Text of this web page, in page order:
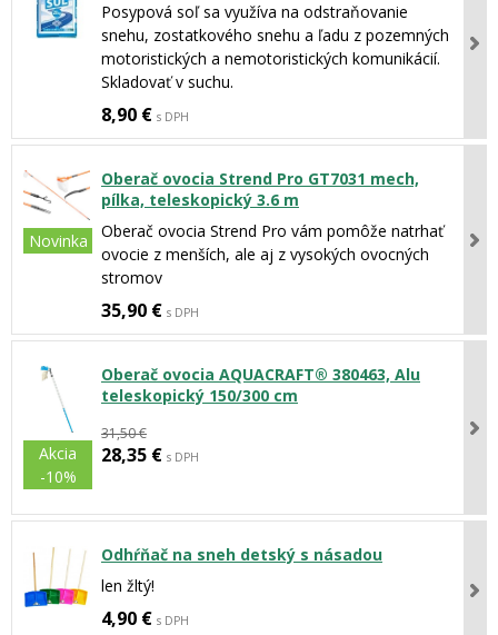
Posypová soľ sa využíva na odstraňovanie
snehu, zostatkového snehu a ľadu z pozemných
motoristických a nemotoristických komunikácií.
Skladovať v suchu.
8,90 € s DPH
Novinka
Oberač ovocia Strend Pro GT7031 mech,
pílka, teleskopický 3.6 m
Oberač ovocia Strend Pro vám pomôže natrhať
ovocie z menších, ale aj z vysokých ovocných
stromov
35,90 € s DPH
Akcia
-10%
Oberač ovocia AQUACRAFT® 380463, Alu
teleskopický 150/300 cm
31,50 €
28,35 € s DPH
Odhŕňač na sneh detský s násadou
len žltý!
4,90 € s DPH